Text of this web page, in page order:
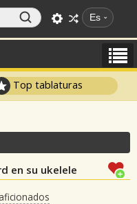
Es
Top tablaturas
en su ukelele
aficionados